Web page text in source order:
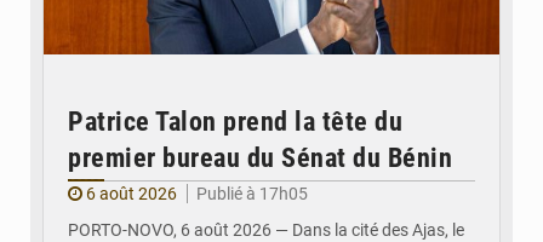
Patrice Talon prend la tête du
premier bureau du Sénat du Bénin
6 août 2026
Publié à 17h05
PORTO-NOVO, 6 août 2026 — Dans la cité des Ajas, le